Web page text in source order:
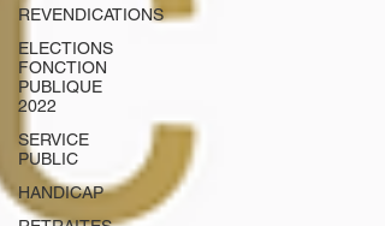
REVENDICATIONS
ELECTIONS
FONCTION
PUBLIQUE
2022
SERVICE
PUBLIC
HANDICAP